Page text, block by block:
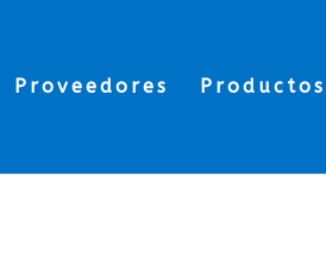
Proveedores Productos